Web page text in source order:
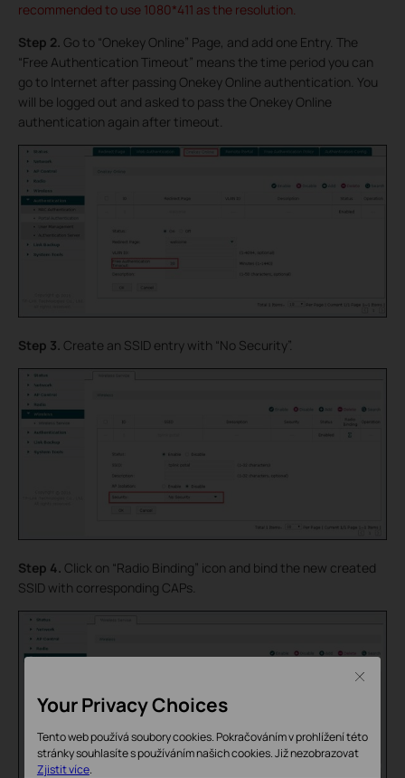
recommended to use 1080*411 as the resolution.
Step 2. Go to “Onekey Online” Page, and add one Entry. The
“Free Authentication Timeout” means the time period you can
go to Internet after passing Onekey Online authentication. You
will be logged out and asked to pass the Onekey Online
authentication again after timeout.
Step 3. Create an SSID entry with “No Security”.
Step 4. Click on “Radio Binding” icon and bind the new created
SSID with corresponding CAPs.
Your Privacy Choices
Tento web používá soubory cookies. Pokračováním v prohlížení této
stránky souhlasíte s používáním našich cookies.Již nezobrazovat
Zjistit více.
Close